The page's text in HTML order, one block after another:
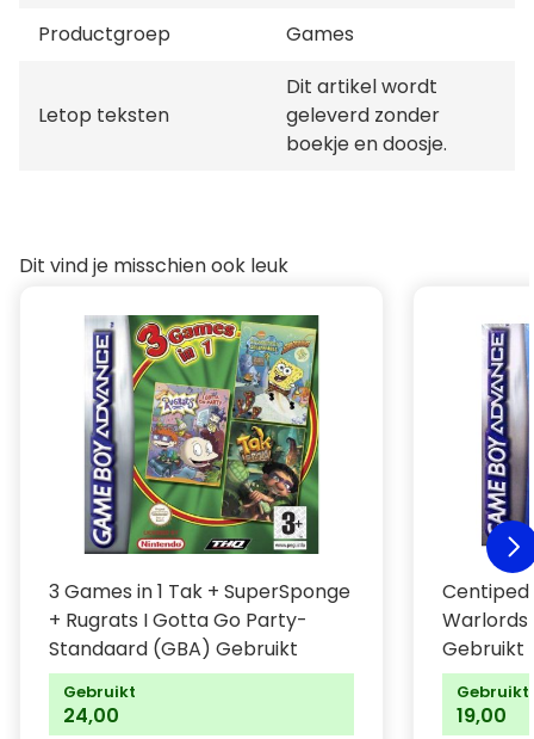
Productgroep
Games
Letop teksten
Dit artikel wordt
geleverd zonder
boekje en doosje.
Dit vind je misschien ook leuk
3 Games in 1 Tak + SuperSponge
+ Rugrats I Gotta Go Party-
Standaard (GBA) Gebruikt
Gebruikt
24,00
Gebruikt
Gebruikt
19,00